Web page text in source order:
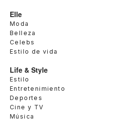
Elle
Moda
Belleza
Celebs
Estilo de vida
Life & Style
Estilo
Entretenimiento
Deportes
Cine y TV
Música